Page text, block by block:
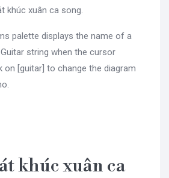
khúc xuân ca song.
palette displays the name of a
string when the cursor
on [guitar] to change the diagram
khúc xuân ca